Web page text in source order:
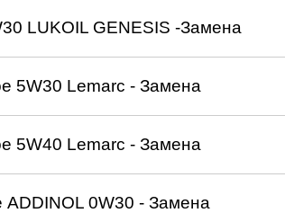
LUKOIL GENESIS -Замена
5W30 Lemarc - Замена
5W40 Lemarc - Замена
0W30 - Замена